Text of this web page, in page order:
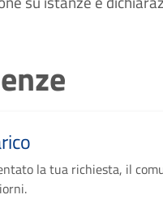
la tua richiesta, il